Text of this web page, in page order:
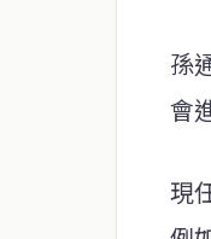
孫
會
現